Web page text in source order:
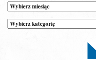
Archiwum
Kategorie
wpisów